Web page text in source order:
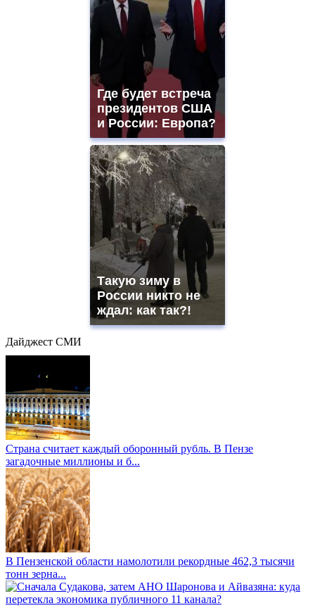
Где будет встреча
президентов США
и России: Европа?
Такую зиму в
России никто не
ждал: как так?!
Дайджест СМИ
Страна считает каждый оборонный рубль. В Пензе
загадочные миллионы и б...
В Пензенской области намолотили рекордные 462,3 тысячи
тонн зерна...